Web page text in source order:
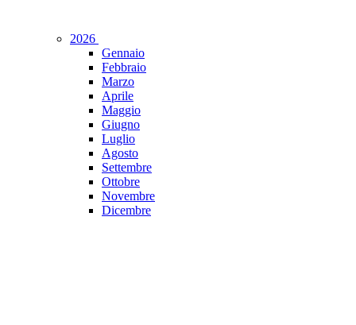
2026
Gennaio
Febbraio
Marzo
Aprile
Maggio
Giugno
Luglio
Agosto
Settembre
Ottobre
Novembre
Dicembre